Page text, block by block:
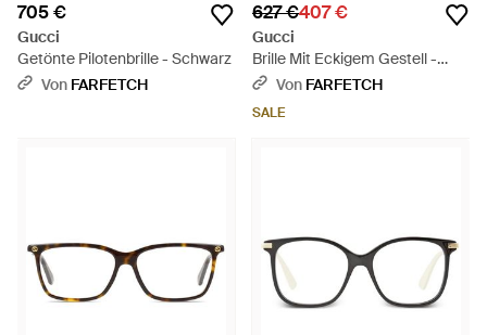
705 €
Gucci
Getönte Pilotenbrille - Schwarz
Von FARFETCH
627 €407 €
Gucci
Brille Mit Eckigem Gestell -
Schwarz
Von FARFETCH
SALE